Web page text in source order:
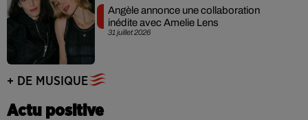
31 juillet 2026
Angèle annonce une collaboration
inédite avec Amelie Lens
+ DE MUSIQUE
Actu positive